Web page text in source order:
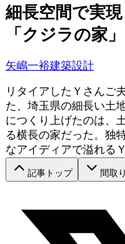
細長空間で実
「クジラの家」
矢嶋一裕建築設計
リタイアしたＹさんご
た、埼玉県の細長い土
につくり上げたのは、
る横長の家だった。独
なアイディアで溢れる
記事トップ 間取